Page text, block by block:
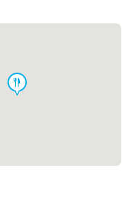
food